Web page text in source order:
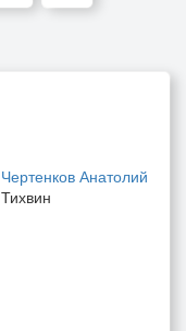
Чертенков Анатолий
Тихвин